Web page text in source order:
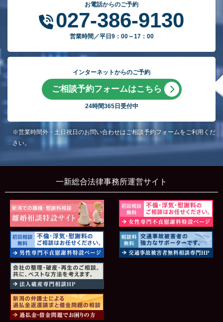
お電話からのご予約
027-386-9130
営業時間／平日9：00～17：00
インターネットからのご予約
ご相談予約フォームはこちら
24時間365日受付中
※営業時間外・土日祝日のお問い合わせはご相談予約フォームをご利用くだ
さい。
一新総合法律事務所運営サイト